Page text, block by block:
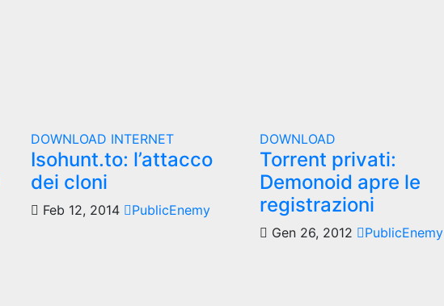
DOWNLOAD INTERNET
Isohunt.to: l’attacco
dei cloni
Feb 12, 2014 PublicEnemy
DOWNLOAD
Torrent privati:
Demonoid apre le
registrazioni
Gen 26, 2012 PublicEnemy